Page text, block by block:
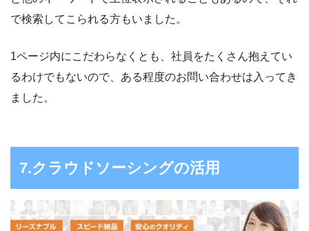
で検索してこられる方もいました。
1ページ内にこだわらなくとも、社員をたくさん抱えてい
るわけでもないので、ある程度のお問い合わせは入ってき
ました。
7.クラウドソーシングの活用